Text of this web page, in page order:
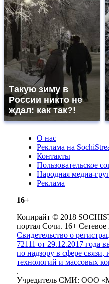
Такую зиму в
России никто не
ждал: как так?!
О нас
Реклама на
Контакты
Пользовательское
Народная медиа-
Реклама
16+
Копирайт © 2018
портал Сочи. 16+ Сетевое
Свидетельство о
72111 от 29.12.2017 года
по надзору в сфере
технологий и массовых
.
Учредитель СМИ: ООО